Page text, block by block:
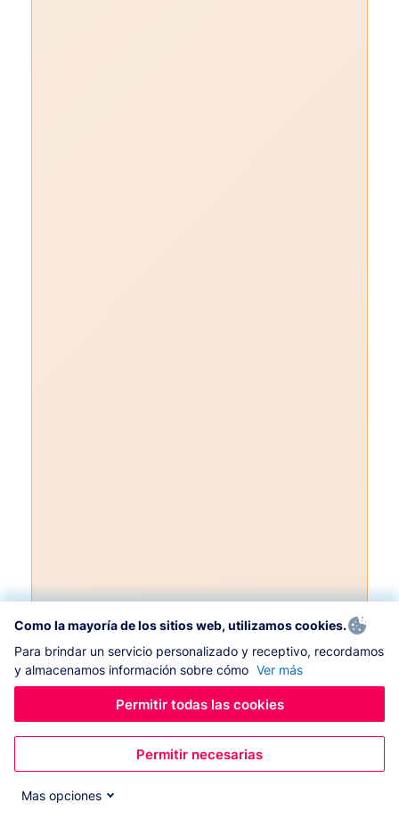
Como la mayoría de los sitios web, utilizamos cookies.
Para brindar un servicio personalizado y receptivo, recordamos
y almacenamos información sobre cómo Ver más
Permitir todas las cookies
Permitir necesarias
Mas opciones